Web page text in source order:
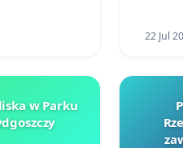
22 Jul
w Parku